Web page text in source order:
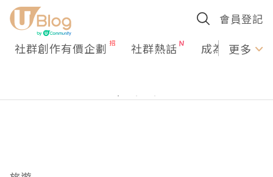
會員登記
社群創作有價企劃 社群熱話 成為U更多